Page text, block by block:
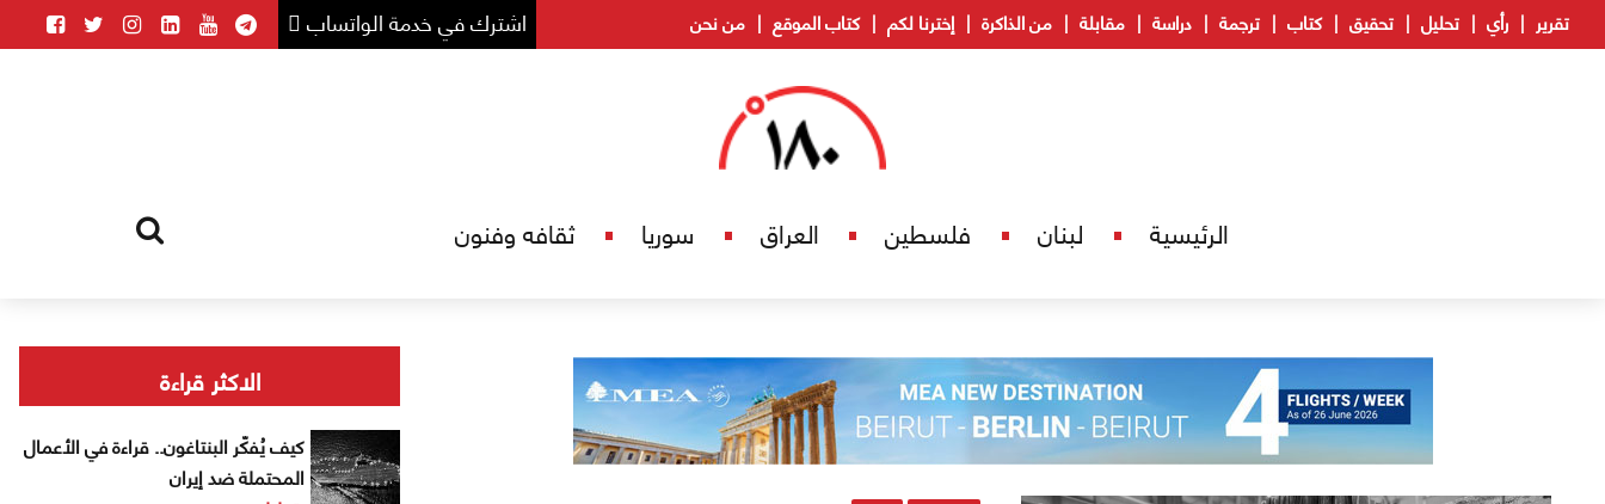
اشترك في خدمة الواتساب تقرير رأي تحليل تحقيق كتاب ترجمة دراسة مقابلة من الذاكرة إخترنا لكم كتاب الموقع من نحن
الرئيسية لبنان فلسطين العراق سوريا ثقافه وفنون
الاكثر قراءة
كيف يُفكّر البنتاغون.. قراءة في الأعمال
المحتملة ضد إيران